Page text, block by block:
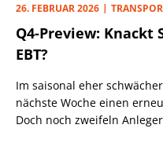
26. FEBRUAR 2026
Q4-Preview: Knackt
EBT?
Im saisonal eher
nächste Woche einen
Doch noch zweifeln